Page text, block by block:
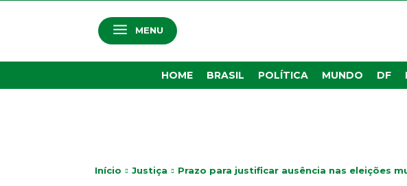
MENU
HOME BRASIL POLÍTICA MUNDO DF
Início Justiça Prazo para justificar ausência nas eleições